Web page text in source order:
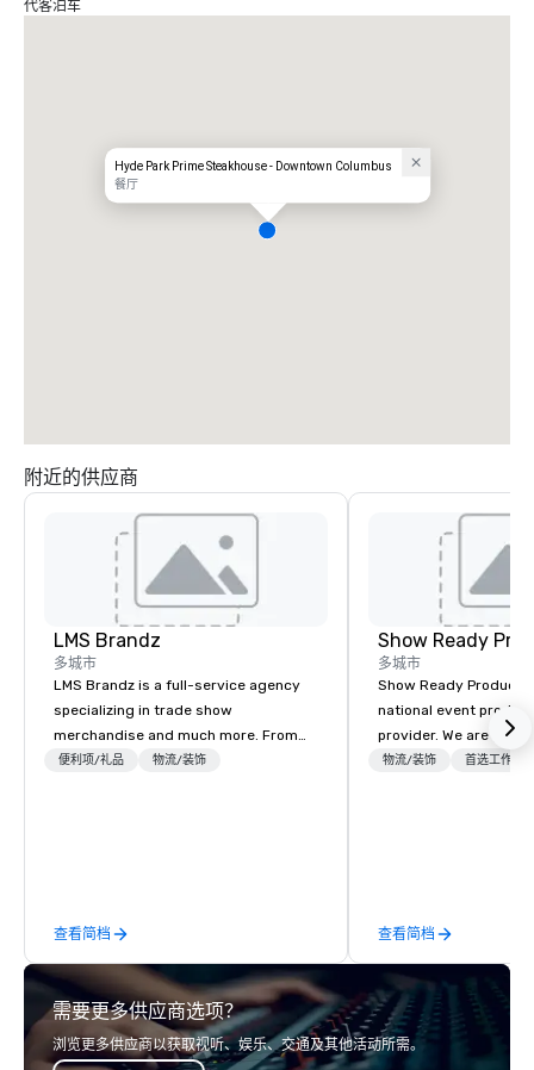
代客泊车
Hyde Park Prime Steakhouse - Downtown Columbus
餐厅
附近的供应商
LMS Brandz
多城市
LMS Brandz is a full-service agency
specializing in trade show
merchandise and much more. From
booth giveaways and branded apparel
years of industry experience and
commitment to exceptional customer
service set us apart. We deliver
smart, reliable solutions designed to
make the end-user experience
seamless from start to finish. We are
便利项/礼品 物流/装饰
查看简档
Show Ready
多城市
Show Ready
national event
provider. We are your
production partner
物流/装饰 首选工作人
查看简档
需要更多供应商选项？
浏览更多供应商以获取视听、娱乐、交通及其他活动所需。